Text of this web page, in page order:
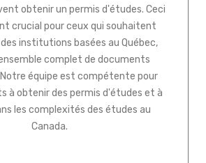
obtenir un permis d'études. Ceci
crucial pour ceux qui souhaitent
institutions basées au Québec,
complet de documents
équipe est compétente pour
à obtenir des permis d'études et à
les complexités des études au
Canada.